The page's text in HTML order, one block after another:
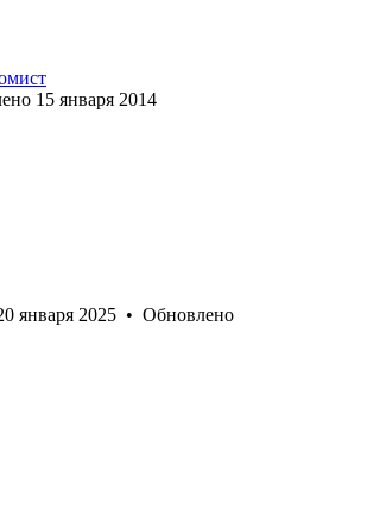
15 января 2014
января 2025 • Обновлено